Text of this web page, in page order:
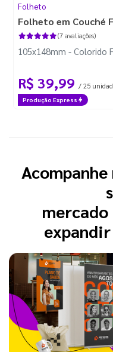
Folheto
Folheto em Couché
(7 avaliações)
105x148mm - Colorido
R$ 39,99 / 25
Produção Express